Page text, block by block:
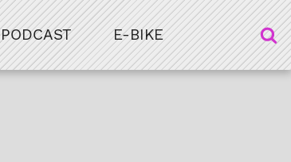
PODCAST E-BIKE